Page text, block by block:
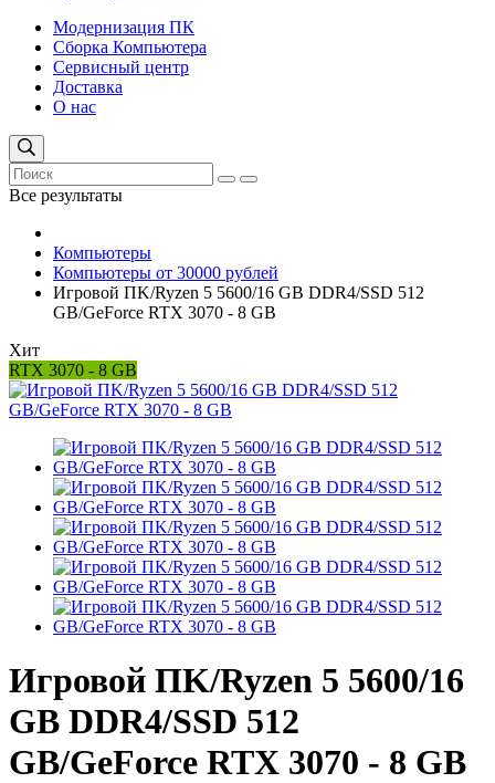
Модернизация ПК
Сборка Компьютера
Сервисный центр
Доставка
О нас
Все результаты
Компьютеры
Компьютеры от 30000 рублей
Игровой ПK/Ryzen 5 5600/16 GB DDR4/SSD 512
GB/GeForce RTX 3070 - 8 GB
Хит
RTX 3070 - 8 GB
Игровой ПK/Ryzen 5 5600/16
GB DDR4/SSD 512
GB/GeForce RTX 3070 - 8 GB